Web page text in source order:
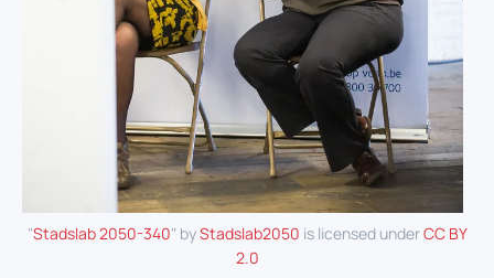
"Stadslab 2050-340" byStadslab2050 is licensed underCC BY
2.0